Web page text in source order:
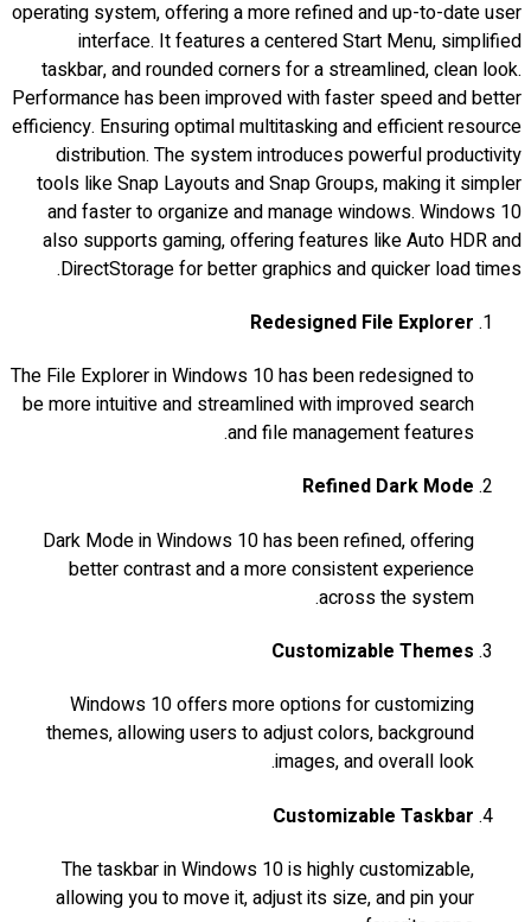
operating system, offering a more refined and up-to-date user
interface. It features a centered Start Menu, simplified
taskbar, and rounded corners for a streamlined, clean look.
Performance has been improved with faster speed and better
efficiency. Ensuring optimal multitasking and efficient resource
distribution. The system introduces powerful productivity
tools like Snap Layouts and Snap Groups, making it simpler
and faster to organize and manage windows. Windows 10
also supports gaming, offering features like Auto HDR and
DirectStorage for better graphics and quicker load times.
Redesigned File Explorer
The File Explorer in Windows 10 has been redesigned to
be more intuitive and streamlined with improved search
and file management features.
Refined Dark Mode
Dark Mode in Windows 10 has been refined, offering
better contrast and a more consistent experience
across the system.
Customizable Themes
Windows 10 offers more options for customizing
themes, allowing users to adjust colors, background
images, and overall look.
Customizable Taskbar
The taskbar in Windows 10 is highly customizable,
allowing you to move it, adjust its size, and pin your